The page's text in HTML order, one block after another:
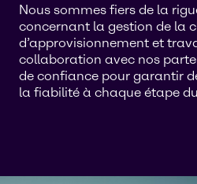
Nous sommes fiers de la
concernant la gestion de la
d’approvisionnement et
collaboration avec nos
de confiance pour garantir
la fiabilité à chaque étape